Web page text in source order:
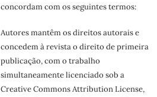
concordam com os seguintes termos:
Autores mantêm os direitos autorais e
concedem à revista o direito de primeira
publicação, com o trabalho
simultaneamente licenciado sob a
Creative Commons Attribution License,